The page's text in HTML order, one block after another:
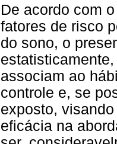
De acordo com
fatores de risco
do sono, o
associam ao
controle e, se
exposto,
eficácia na